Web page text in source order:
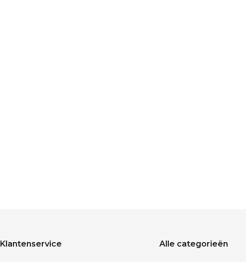
Klantenservice Alle categorieën